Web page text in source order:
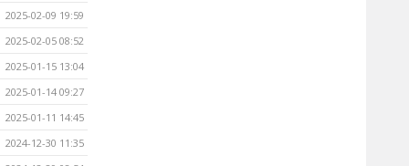
2025-02-09 19:59
2025-02-05 08:52
2025-01-15 13:04
2025-01-14 09:27
2025-01-11 14:45
2024-12-30 11:35